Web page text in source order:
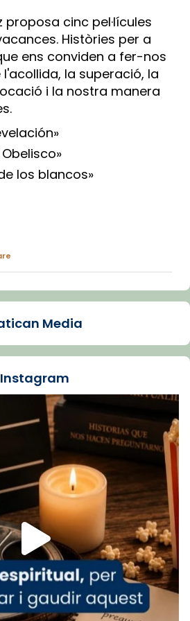
proposa cinc pel·lícules
Històries per a
ens conviden a fer-nos
la superació, la
i la nostra manera
los blancos»
de Barcelona
depressió. Fa gairebé
Lluís Companys, la
comp
Vatican
es/iglesia/news/2026-
depresion-papa-viaje-
Barcelona
i Semproniana ens
Media
Instagram